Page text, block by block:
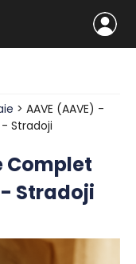
> AAVE (AAVE) -
Stradoji
Complet
Stradoji